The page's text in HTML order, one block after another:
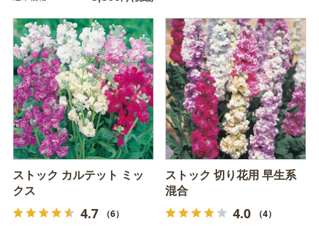
ストック カルテット ミッ
クス
4.7 （6）
ストック 切り花用 早生系
混合
4.0 （4）